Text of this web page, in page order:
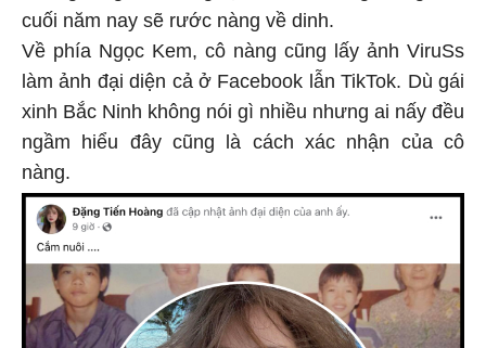
cuối năm nay sẽ rước nàng về dinh.
Về phía Ngọc Kem, cô nàng cũng lấy ảnh ViruSs
làm ảnh đại diện cả ở Facebook lẫn TikTok. Dù gái
xinh Bắc Ninh không nói gì nhiều nhưng ai nấy đều
ngầm hiểu đây cũng là cách xác nhận của cô
nàng.